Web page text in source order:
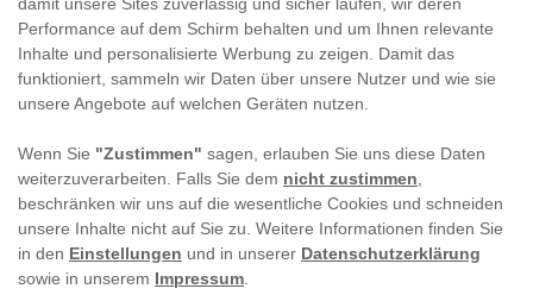
Performance auf dem Schirm behalten und um Ihnen relevante
Inhalte und personalisierte Werbung zu zeigen. Damit das
funktioniert, sammeln wir Daten über unsere Nutzer und wie sie
unsere Angebote auf welchen Geräten nutzen.
Wenn Sie "Zustimmen" sagen, erlauben Sie uns diese Daten
weiterzuverarbeiten. Falls Sie dem nicht zustimmen
beschränken wir uns auf die wesentliche Cookies und schneiden
unsere Inhalte nicht auf Sie zu. Weitere Informationen finden Sie
in den Einstellungen und in unserer Datenschutzerklärung
sowie in unserem Impressum